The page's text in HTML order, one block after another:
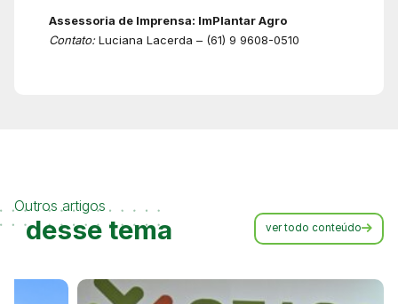
Assessoria de Imprensa: ImPlantar Agro
Contato: Luciana Lacerda – (61) 9 9608-0510
Outros artigos
desse tema ver todo conteúdo